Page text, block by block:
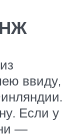
ввиду,
Если у
—